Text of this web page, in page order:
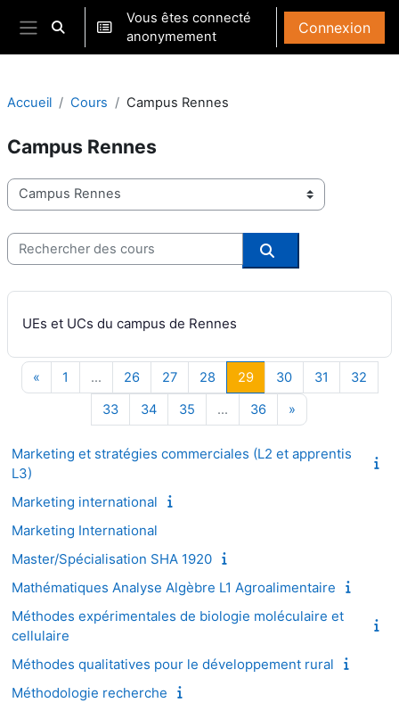
Passer au contenu principal
Panneau latéral
Activer/désactiver la saisie de recherche
Vous êtes connecté
anonymement
Connexion
Accueil Cours Campus Rennes
Campus Rennes
Catégories de cours
Rechercher des cours
Rechercher des
UEs et UCs du campus de Rennes
«Page précédente
1 Page 1
… 26Page 26
27Page 27
28Page 28
29Page 29
30Page 30
31 Page 31
32
33Page 33
34Page 34
35 Page 35
… 36Page 36
»
Marketing et stratégies commerciales (L2 et apprentis
L3)
Marketing international
Marketing International
Master/Spécialisation SHA 1920
Mathématiques Analyse Algèbre L1 Agroalimentaire
Méthodes expérimentales de biologie moléculaire et
cellulaire
Méthodes qualitatives pour le développement rural
Méthodologie recherche